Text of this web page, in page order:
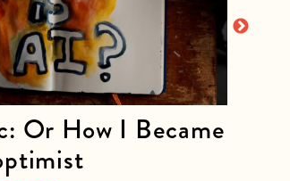
Or How I Became